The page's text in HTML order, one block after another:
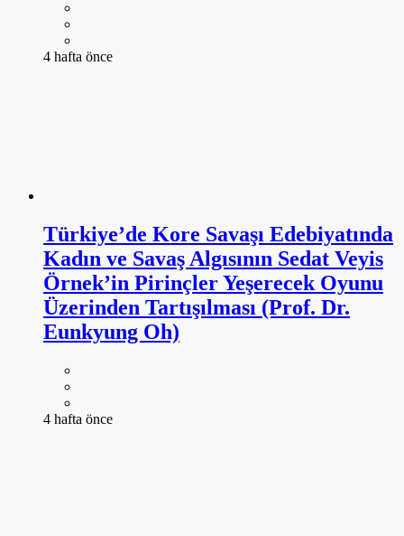
4 hafta önce
Türkiye’de Kore Savaşı Edebiyatında
Kadın ve Savaş Algısının Sedat Veyis
Örnek’in Pirinçler Yeşerecek Oyunu
Üzerinden Tartışılması (Prof. Dr.
Eunkyung Oh)
4 hafta önce